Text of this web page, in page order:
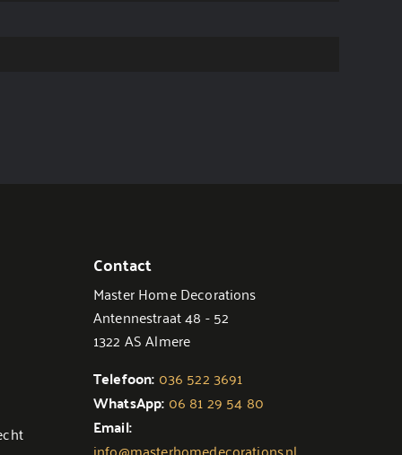
Contact
Master Home Decorations
Antennestraat 48 - 52
1322 AS Almere
Telefoon: 036 522 3691
WhatsApp: 06 81 29 54 80
Email: